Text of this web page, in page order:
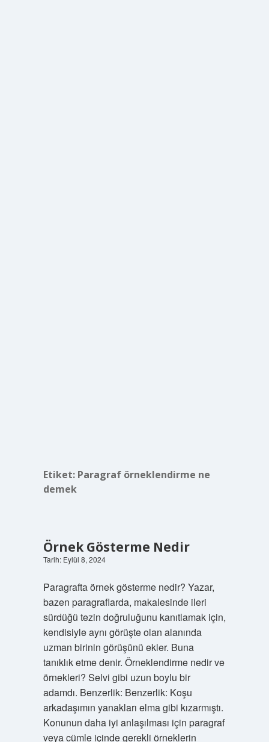
Etiket: Paragraf örneklendirme ne
demek
Örnek Gösterme Nedir
Tarih: Eylül 8, 2024
Paragrafta örnek gösterme nedir? Yazar,
bazen paragraflarda, makalesinde ileri
sürdüğü tezin doğruluğunu kanıtlamak için,
kendisiyle aynı görüşte olan alanında
uzman birinin görüşünü ekler. Buna
tanıklık etme denir. Örneklendirme nedir ve
örnekleri? Selvi gibi uzun boylu bir
adamdı. Benzerlik: Benzerlik: Koşu
arkadaşımın yanakları elma gibi kızarmıştı.
Konunun daha iyi anlaşılması için paragraf
veya cümle içinde gerekli örneklerin